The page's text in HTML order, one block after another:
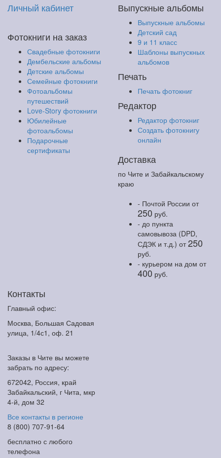
Личный кабинет
Фотокниги на заказ
Свадебные фотокниги
Дембельские альбомы
Детские альбомы
Семейные фотокниги
Фотоальбомы
путешествий
Love-Story фотокниги
Юбилейные
фотоальбомы
Подарочные
сертификаты
Выпускные альбомы
Выпускные альбомы
Детский сад
9 и 11 класс
Шаблоны выпускных
альбомов
Печать
Печать фотокниг
Редактор
Редактор фотокниг
Создать фотокнигу
онлайн
Доставка
по Чите и Забайкальскому
краю
- Почтой России от
250 руб.
- до пункта
самовывоза (DPD,
СДЭК и т.д.) от250
руб.
- курьером на дом от
400 руб.
Контакты
Главный офис:
Москва, Большая Садовая
улица, 1/4с1, оф. 21
Заказы в Чите вы можете
забрать по адресу:
672042, Россия, край
Забайкальский, г Чита, мкр
4-й, дом 32
Все контакты в регионе
8 (800) 707-91-64
бесплатно с любого
телефона